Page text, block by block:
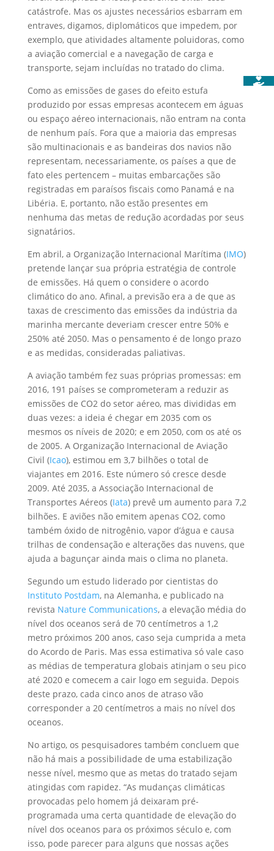
catástrofe. Mas os ajustes necessários esbarram em
entraves, digamos, diplomáticos que impedem, por
exemplo, que atividades altamente poluidoras, como
a aviação comercial e a navegação de carga e
transporte, sejam incluídas no tratado do clima.
Como as emissões de gases do efeito estufa
produzido por essas empresas acontecem em águas
ou espaço aéreo internacionais, não entram na conta
de nenhum país. Fora que a maioria das empresas
são multinacionais e as bandeiras dos navios não
representam, necessariamente, os países a que de
fato eles pertencem – muitas embarcações são
registradas em paraísos fiscais como Panamá e na
Libéria. E, portanto, não estão presentes em
nenhuma das metas de redução acordadas por seus
signatários.
Em abril, a Organização Internacional Marítima (IMO)
pretende lançar sua própria estratégia de controle
de emissões. Há quem o considere o acordo
climático do ano. Afinal, a previsão era a de que as
taxas de crescimento das emissões da indústria da
marinha mercante deveriam crescer entre 50% e
250% até 2050. Mas o pensamento é de longo prazo
e as medidas, consideradas paliativas.
A aviação também fez suas próprias promessas: em
2016, 191 países se comprometeram a reduzir as
emissões de CO2 do setor aéreo, mas divididas em
duas vezes: a ideia é chegar em 2035 com os
mesmos os níveis de 2020; e em 2050, com os até os
de 2005. A Organização Internacional de Aviação
Civil (Icao), estimou em 3,7 bilhões o total de
viajantes em 2016. Este número só cresce desde
2009. Até 2035, a Associação Internacional de
Transportes Aéreos (Iata) prevê um aumento para 7,2
bilhões. E aviões não emitem apenas CO2, como
também óxido de nitrogênio, vapor d’água e causa
trilhas de condensação e alterações das nuvens, que
ajuda a bagunçar ainda mais o clima no planeta.
Segundo um estudo liderado por cientistas do
Instituto Postdam, na Alemanha, e publicado na
revista Nature Communications, a elevação média do
nível dos oceanos será de 70 centímetros a 1,2
metro próximos 200 anos, caso seja cumprida a meta
do Acordo de Paris. Mas essa estimativa só vale caso
as médias de temperatura globais atinjam o seu pico
até 2020 e comecem a cair logo em seguida. Depois
deste prazo, cada cinco anos de atraso vão
corresponder a 20 centímetros a mais no nível dos
oceanos.
No artigo, os pesquisadores também concluem que
não há mais a possibilidade de uma estabilização
nesse nível, mesmo que as metas do tratado sejam
atingidas com rapidez. “As mudanças climáticas
provocadas pelo homem já deixaram pré-
programada uma certa quantidade de elevação do
nível dos oceanos para os próximos século e, com
isso, pode parecer para alguns que nossas ações